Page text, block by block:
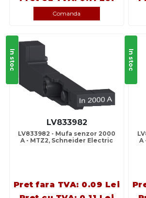
Comanda
In stoc
LV833982
LV833982 - Mufa senzor 2000
A - MTZ2, Schneider Electric
Pret fara TVA: 0.09 Lei
In stoc
A